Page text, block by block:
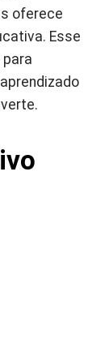
oferece
Esse